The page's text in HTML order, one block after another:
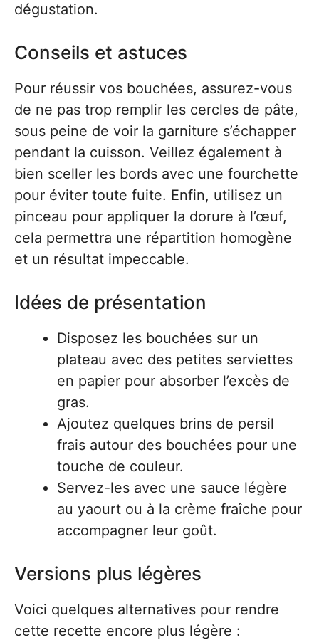
dégustation.
Conseils et astuces
Pour réussir vos bouchées, assurez-vous
de ne pas trop remplir les cercles de pâte,
sous peine de voir la garniture s’échapper
pendant la cuisson. Veillez également à
bien sceller les bords avec une fourchette
pour éviter toute fuite. Enfin, utilisez un
pinceau pour appliquer la dorure à l’œuf,
cela permettra une répartition homogène
et un résultat impeccable.
Idées de présentation
Disposez les bouchées sur un
plateau avec des petites serviettes
en papier pour absorber l’excès de
gras.
Ajoutez quelques brins de persil
frais autour des bouchées pour une
touche de couleur.
Servez-les avec une sauce légère
au yaourt ou à la crème fraîche pour
accompagner leur goût.
Versions plus légères
Voici quelques alternatives pour rendre
cette recette encore plus légère :